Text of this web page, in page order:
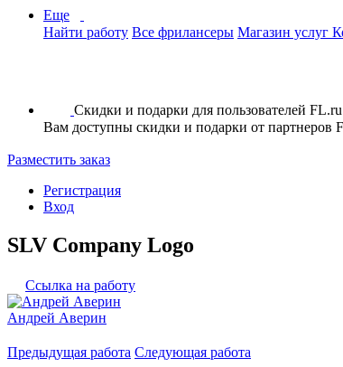
Еще
Найти работу Все фрилансеры Магазин услуг
Скидки и подарки для пользователей
Вам доступны скидки и подарки от партнеров
Разместить заказ
Регистрация
Вход
SLV Company Logo
Ссылка на работу
Андрей Аверин
Предыдущая работа Следующая работа